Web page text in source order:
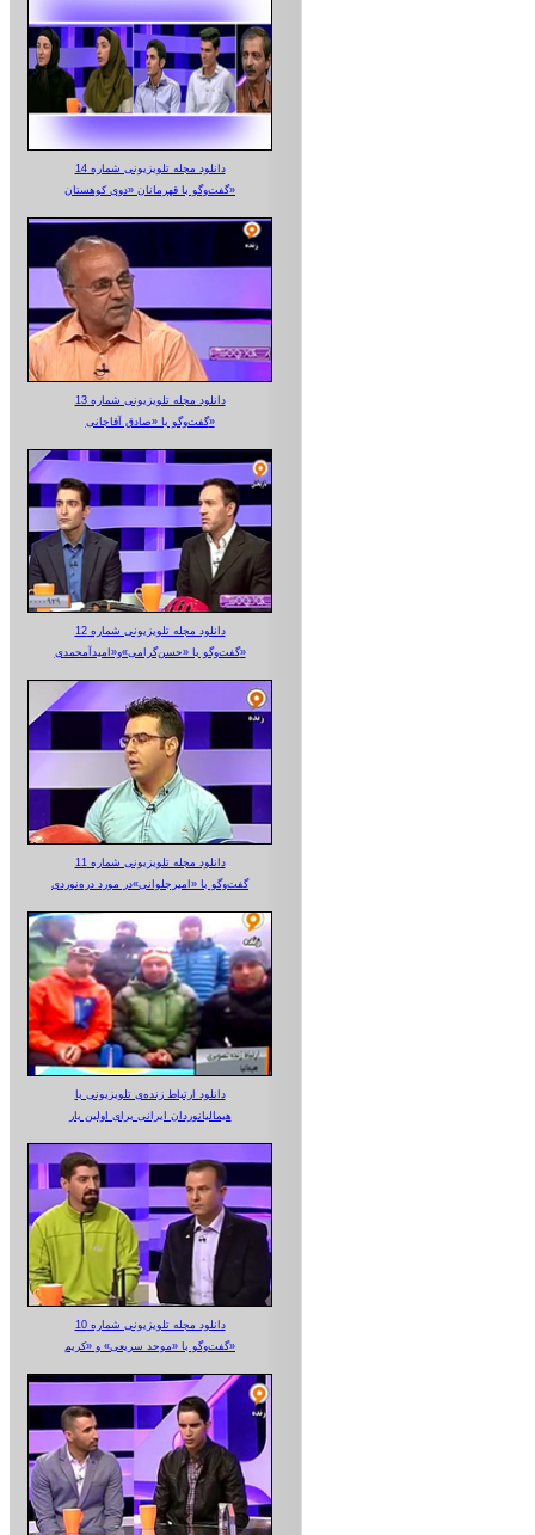
دانلود مجله تلویزیونی شماره 14
گفت‌وگو با قهرمانان «دوی کوهستان»
دانلود مجله تلویزیونی شماره 13
گفت‌وگو با «صادق آقاجانی»
دانلود مجله تلویزیونی شماره 12
گفت‌وگو با «حسن‌گرامی»و«امیدآمحمدی»
دانلود مجله تلویزیونی شماره 11
گفت‌وگو با «امیرجلوانی»در مورد دره‌نوردی
دانلود ارتباط زنده‌ی تلویزیونی‌ با
هیمالیانوردان ایرانی برای اولین بار
دانلود مجله تلویزیونی شماره 10
گفت‌وگو با «موحد سریعی» و «کریم»